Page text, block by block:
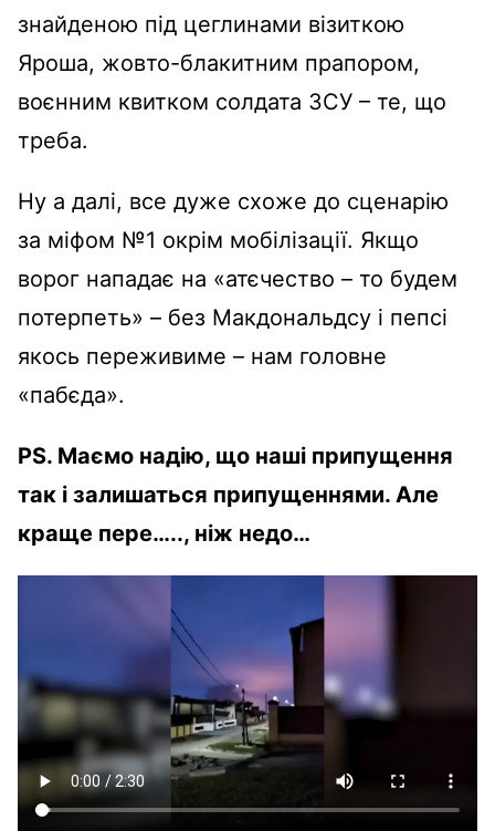
знайденою під цеглинами візиткою
Яроша, жовто-блакитним прапором,
воєнним квитком солдата ЗСУ – те, що
треба.
Ну а далі, все дуже схоже до сценарію
за міфом №1 окрім мобілізації. Якщо
ворог нападає на «атєчество – то будем
потерпеть» – без Макдональдсу і пепсі
якось переживиме – нам головне
«пабєда».
PS. Маємо надію, що наші припущення
так і залишаться припущеннями. Але
краще пере….., ніж недо…